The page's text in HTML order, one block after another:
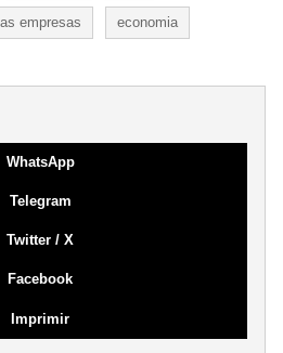
empresas economia
WhatsApp
Telegram
Twitter / X
Facebook
Imprimir